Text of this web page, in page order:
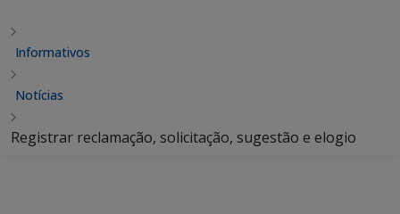
Informativos
Notícias
Registrar reclamação, solicitação, sugestão e elogio